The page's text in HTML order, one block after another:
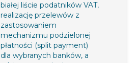
białej liście podatników VAT,
realizację przelewów z
zastosowaniem
mechanizmu podzielonej
płatności (split payment)
dla wybranych banków, a